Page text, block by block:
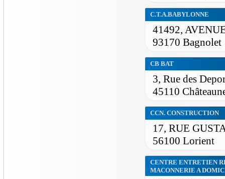
C.T.A.BABYLONNE
41492,
93170 Bagnolet
CB BAT
3, Rue des
45110
CCN. CONSTRUCTION
17, RUE
56100 Lorient
CENTRE ENTRETIEN
MACONNERIE A